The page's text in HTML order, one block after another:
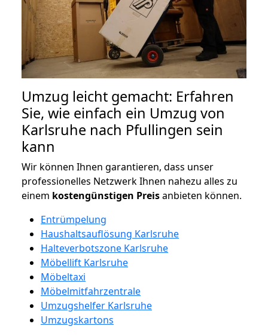
Umzug leicht gemacht: Erfahren
Sie, wie einfach ein Umzug von
Karlsruhe nach Pfullingen sein
kann
Wir können Ihnen garantieren, dass unser
professionelles Netzwerk Ihnen nahezu alles zu
einem kostengünstigen Preisanbieten können.
Entrümpelung
Haushaltsauflösung Karlsruhe
Halteverbotszone Karlsruhe
Möbellift Karlsruhe
Möbeltaxi
Möbelmitfahrzentrale
Umzugshelfer Karlsruhe
Umzugskartons